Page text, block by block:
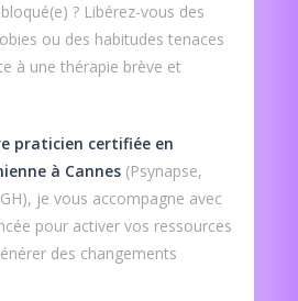
? Libérez-vous des
ou des habitudes tenaces
à une thérapie brève et
praticien certifiée en
à Cannes (Psynapse,
je vous accompagne avec
pour activer vos ressources
des changements